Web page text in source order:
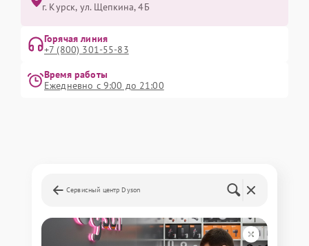
г. Курск, ул. Щепкина, 4Б
Горячая линия
+7 (800) 301-55-83
Время работы
Ежедневно с 9:00 до 21:00
Сервисный центр Dyson